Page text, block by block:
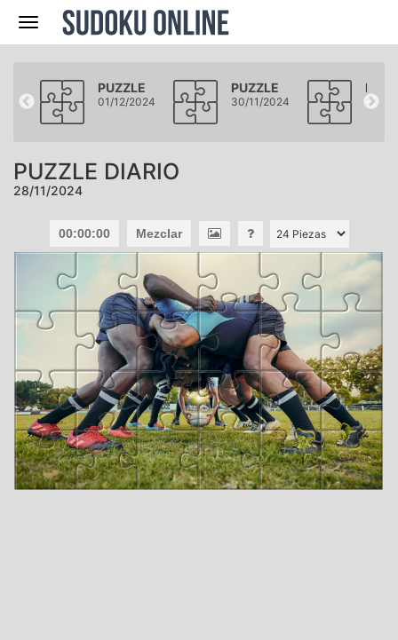
Navegación
PUZZLE
01/12/2024
PUZZLE
30/11/2024 29/
PUZZLE DIARIO
28/11/2024
00:00:00 Mezclar